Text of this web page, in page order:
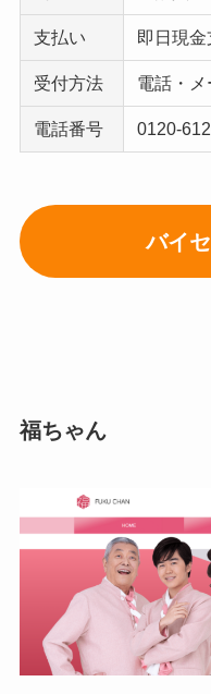
支払い 即日現金
受付方法 電話・メ
電話番号 0120-
バイ
福ちゃん